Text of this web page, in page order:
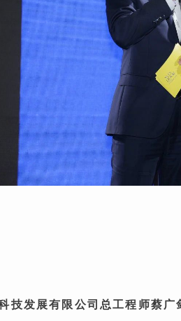
技发展有限公司总工程师蔡广